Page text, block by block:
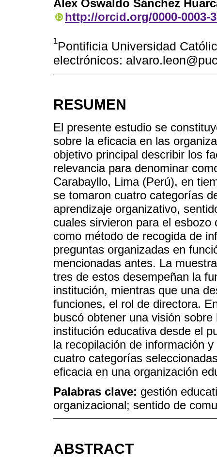
Alex Oswaldo Sánchez
http://orcid.org/0000-0003-
1Pontificia Universidad
electrónicos:
RESUMEN
El presente estudio se
sobre la eficacia en las
objetivo principal describir los
relevancia para denominar
Carabayllo, Lima (Perú), en
se tomaron cuatro categorías
aprendizaje organizativo,
cuales sirvieron para el
como método de recogida de
preguntas organizadas en
mencionadas antes. La
tres de estos desempeñan la
institución, mientras que una
funciones, el rol de directora.
buscó obtener una visión
institución educativa desde el
la recopilación de información
cuatro categorías
eficacia en una organización
Palabras clave: gestión
organizacional; sentido de
ABSTRACT